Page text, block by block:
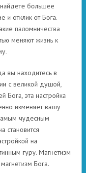
большее
и отклик от Бога.
паломничества
меняют жизнь к
вы находитесь в
с великой душой,
Бога, эта настройка
изменяет вашу
чудесным
становится
на
гуру. Магнетизм
Бога.